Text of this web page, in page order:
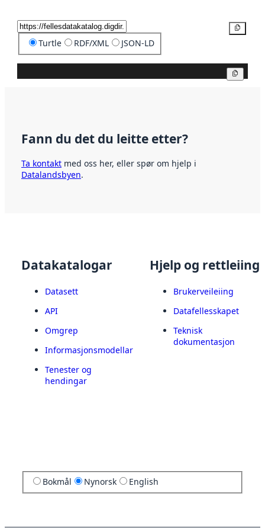
Turtle RDF/XML JSON-LD
Fann du det du leitte etter?
Ta kontakt med oss her, eller spør om hjelp i
Datalandsbyen.
Datakatalogar
Datasett
API
Omgrep
Informasjonsmodellar
Tenester og
hendingar
Hjelp og rettleiing
Brukerveileiing
Datafellesskapet
Teknisk
dokumentasjon
Bokmål Nynorsk English